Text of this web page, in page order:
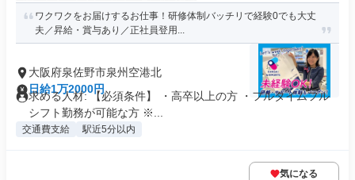
ワクワクをお届けするお仕事！研修体制バッチリで経験0でも大丈
夫／昇給・賞与あり／正社員登用...
大阪府泉佐野市泉州空港北
日給1万2000円
求める人材: 【必須条件】 ・高卒以上の方 ・フルタイムフル
シフト勤務が可能な方 ※...
交通費支給 駅近5分以内
気になる